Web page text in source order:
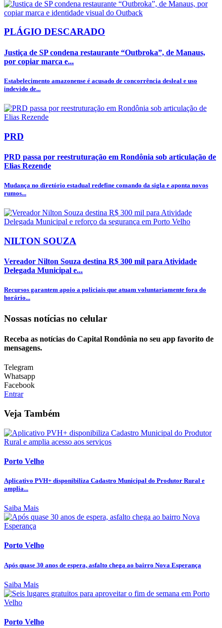
PLÁGIO DESCARADO
Justiça de SP condena restaurante “Outbroka”, de Manaus,
por copiar marca e...
Estabelecimento amazonense é acusado de concorrência desleal e uso
indevido de...
PRD
PRD passa por reestruturação em Rondônia sob articulação de
Elias Rezende
Mudança no diretório estadual redefine comando da sigla e aponta novos
rumos...
NILTON SOUZA
Vereador Nilton Souza destina R$ 300 mil para Atividade
Delegada Municipal e...
Recursos garantem apoio a policiais que atuam voluntariamente fora do
horário...
Nossas notícias no celular
Receba as notícias do Capital Rondônia no seu app favorito de
mensagens.
Telegram
Whatsapp
Facebook
Entrar
Veja Também
Porto Velho
Aplicativo PVH+ disponibiliza Cadastro Municipal do Produtor Rural e
amplia...
Saiba Mais
Porto Velho
Após quase 30 anos de espera, asfalto chega ao bairro Nova Esperança
Saiba Mais
Porto Velho